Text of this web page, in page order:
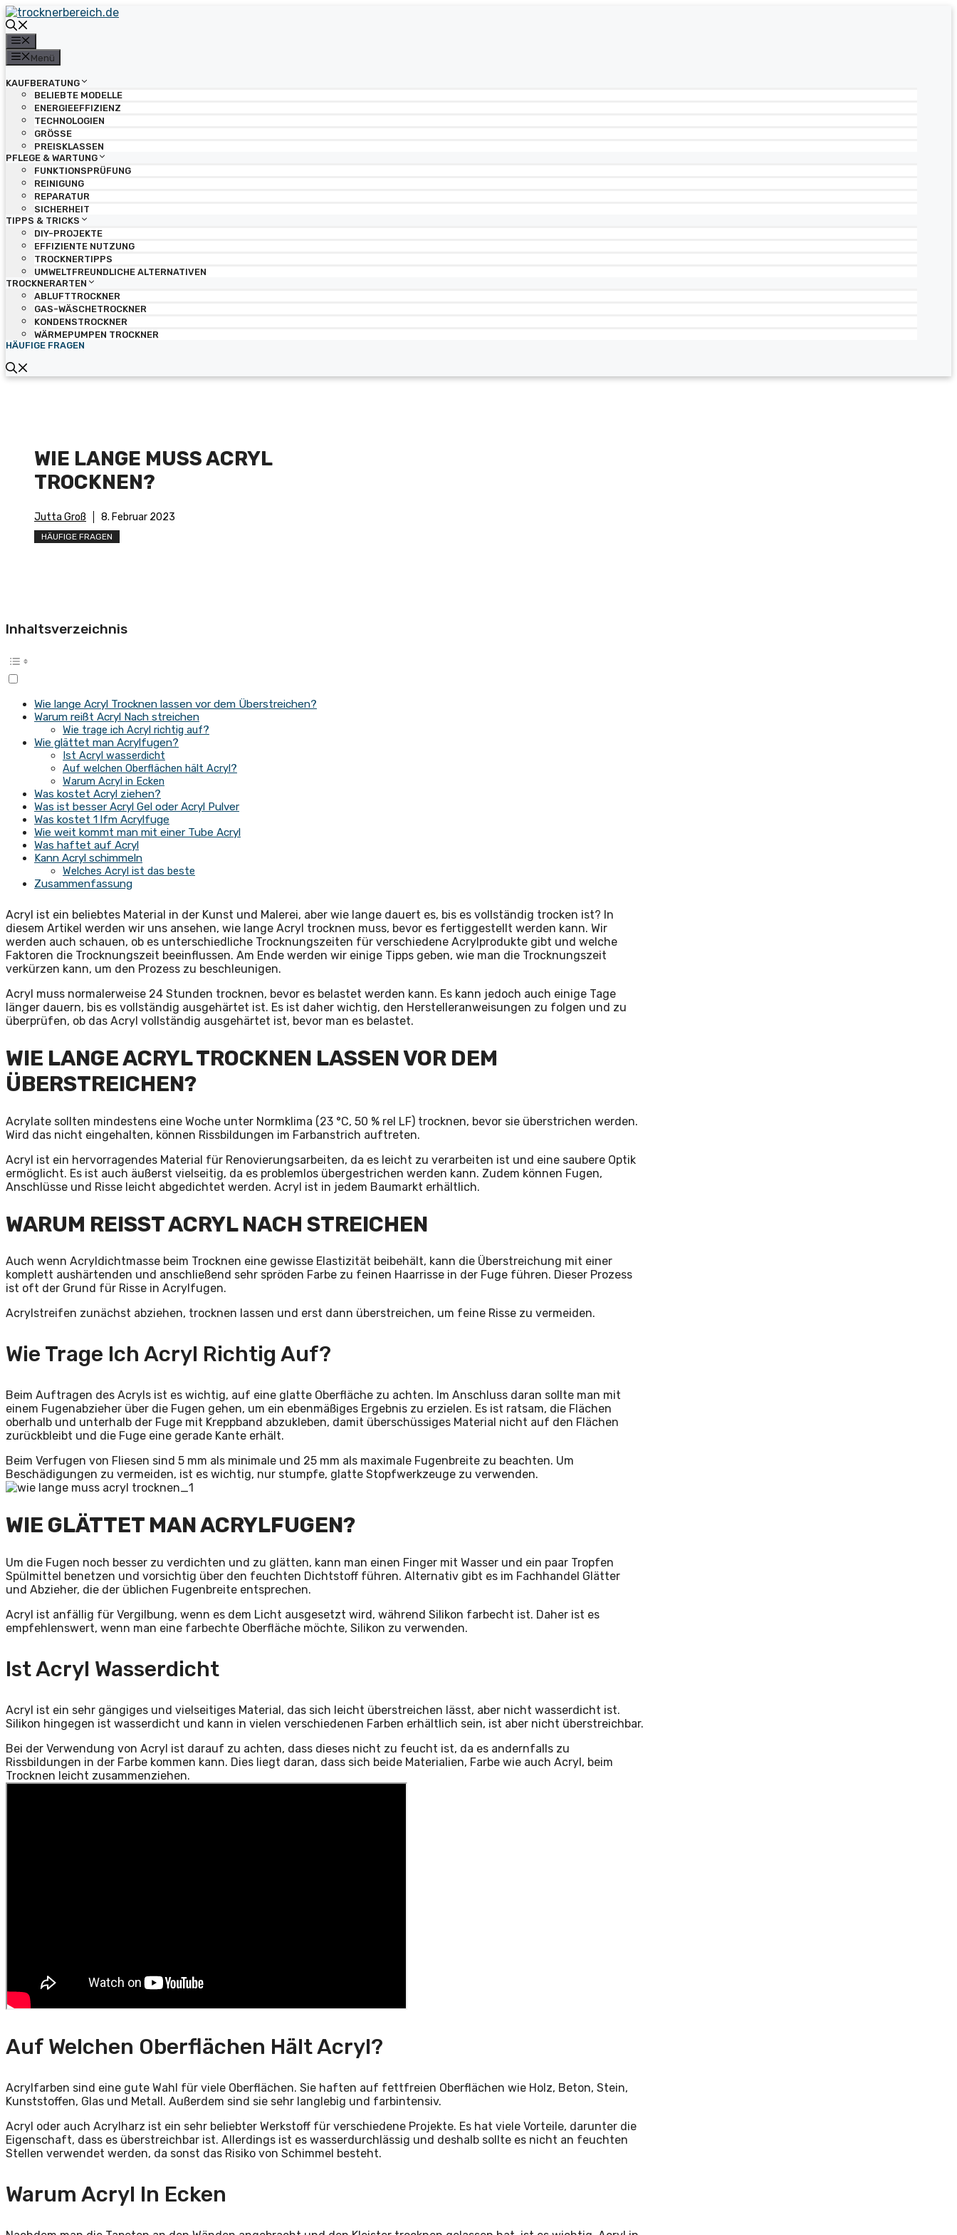
Zum
Inhalt
springen
Menü
KAUFBERATUNG
BELIEBTE MODELLE
ENERGIEEFFIZIENZ
TECHNOLOGIEN
GRÖSSE
PREISKLASSEN
PFLEGE & WARTUNG
FUNKTIONSPRÜFUNG
REINIGUNG
REPARATUR
SICHERHEIT
TIPPS & TRICKS
DIY-PROJEKTE
EFFIZIENTE NUTZUNG
TROCKNERTIPPS
UMWELTFREUNDLICHE ALTERNATIVEN
TROCKNERARTEN
ABLUFTTROCKNER
GAS-WÄSCHETROCKNER
KONDENSTROCKNER
WÄRMEPUMPEN TROCKNER
HÄUFIGE FRAGEN
WIE LANGE MUSS ACRYL
TROCKNEN?
Jutta Groß 8. Februar 2023
HÄUFIGE FRAGEN
Inhaltsverzeichnis
Wie lange Acryl Trocknen lassen vor dem Überstreichen?
Warum reißt Acryl Nach streichen
Wie trage ich Acryl richtig auf?
Wie glättet man Acrylfugen?
Ist Acryl wasserdicht
Auf welchen Oberflächen hält Acryl?
Warum Acryl in Ecken
Was kostet Acryl ziehen?
Was ist besser Acryl Gel oder Acryl Pulver
Was kostet 1 lfm Acrylfuge
Wie weit kommt man mit einer Tube Acryl
Was haftet auf Acryl
Kann Acryl schimmeln
Welches Acryl ist das beste
Zusammenfassung
Acryl ist ein beliebtes Material in der Kunst und Malerei, aber wie lange dauert es, bis es vollständig trocken ist? In
diesem Artikel werden wir uns ansehen, wie lange Acryl trocknen muss, bevor es fertiggestellt werden kann. Wir
werden auch schauen, ob es unterschiedliche Trocknungszeiten für verschiedene Acrylprodukte gibt und welche
Faktoren die Trocknungszeit beeinflussen. Am Ende werden wir einige Tipps geben, wie man die Trocknungszeit
verkürzen kann, um den Prozess zu beschleunigen.
Acryl muss normalerweise 24 Stunden trocknen, bevor es belastet werden kann. Es kann jedoch auch einige Tage
länger dauern, bis es vollständig ausgehärtet ist. Es ist daher wichtig, den Herstelleranweisungen zu folgen und zu
überprüfen, ob das Acryl vollständig ausgehärtet ist, bevor man es belastet.
WIE LANGE ACRYL TROCKNEN LASSEN VOR DEM
ÜBERSTREICHEN?
Acrylate sollten mindestens eine Woche unter Normklima (23 °C, 50 % rel LF) trocknen, bevor sie überstrichen werden.
Wird das nicht eingehalten, können Rissbildungen im Farbanstrich auftreten.
Acryl ist ein hervorragendes Material für Renovierungsarbeiten, da es leicht zu verarbeiten ist und eine saubere Optik
ermöglicht. Es ist auch äußerst vielseitig, da es problemlos übergestrichen werden kann. Zudem können Fugen,
Anschlüsse und Risse leicht abgedichtet werden. Acryl ist in jedem Baumarkt erhältlich.
WARUM REISST ACRYL NACH STREICHEN
Auch wenn Acryldichtmasse beim Trocknen eine gewisse Elastizität beibehält, kann die Überstreichung mit einer
komplett aushärtenden und anschließend sehr spröden Farbe zu feinen Haarrisse in der Fuge führen. Dieser Prozess
ist oft der Grund für Risse in Acrylfugen.
Acrylstreifen zunächst abziehen, trocknen lassen und erst dann überstreichen, um feine Risse zu vermeiden.
Wie Trage Ich Acryl Richtig Auf?
Beim Auftragen des Acryls ist es wichtig, auf eine glatte Oberfläche zu achten. Im Anschluss daran sollte man mit
einem Fugenabzieher über die Fugen gehen, um ein ebenmäßiges Ergebnis zu erzielen. Es ist ratsam, die Flächen
oberhalb und unterhalb der Fuge mit Kreppband abzukleben, damit überschüssiges Material nicht auf den Flächen
zurückbleibt und die Fuge eine gerade Kante erhält.
Beim Verfugen von Fliesen sind 5 mm als minimale und 25 mm als maximale Fugenbreite zu beachten. Um
Beschädigungen zu vermeiden, ist es wichtig, nur stumpfe, glatte Stopfwerkzeuge zu verwenden.
WIE GLÄTTET MAN ACRYLFUGEN?
Um die Fugen noch besser zu verdichten und zu glätten, kann man einen Finger mit Wasser und ein paar Tropfen
Spülmittel benetzen und vorsichtig über den feuchten Dichtstoff führen. Alternativ gibt es im Fachhandel Glätter
und Abzieher, die der üblichen Fugenbreite entsprechen.
Acryl ist anfällig für Vergilbung, wenn es dem Licht ausgesetzt wird, während Silikon farbecht ist. Daher ist es
empfehlenswert, wenn man eine farbechte Oberfläche möchte, Silikon zu verwenden.
Ist Acryl Wasserdicht
Acryl ist ein sehr gängiges und vielseitiges Material, das sich leicht überstreichen lässt, aber nicht wasserdicht ist.
Silikon hingegen ist wasserdicht und kann in vielen verschiedenen Farben erhältlich sein, ist aber nicht überstreichbar.
Bei der Verwendung von Acryl ist darauf zu achten, dass dieses nicht zu feucht ist, da es andernfalls zu
Rissbildungen in der Farbe kommen kann. Dies liegt daran, dass sich beide Materialien, Farbe wie auch Acryl, beim
Trocknen leicht zusammenziehen.
Auf Welchen Oberflächen Hält Acryl?
Acrylfarben sind eine gute Wahl für viele Oberflächen. Sie haften auf fettfreien Oberflächen wie Holz, Beton, Stein,
Kunststoffen, Glas und Metall. Außerdem sind sie sehr langlebig und farbintensiv.
Acryl oder auch Acrylharz ist ein sehr beliebter Werkstoff für verschiedene Projekte. Es hat viele Vorteile, darunter die
Eigenschaft, dass es überstreichbar ist. Allerdings ist es wasserdurchlässig und deshalb sollte es nicht an feuchten
Stellen verwendet werden, da sonst das Risiko von Schimmel besteht.
Warum Acryl In Ecken